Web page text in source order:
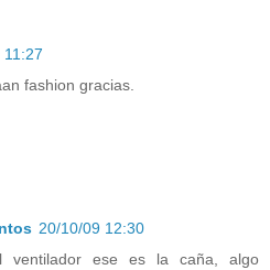
11:27
fashion gracias.
20/10/09 12:30
ventilador ese es la caña, algo